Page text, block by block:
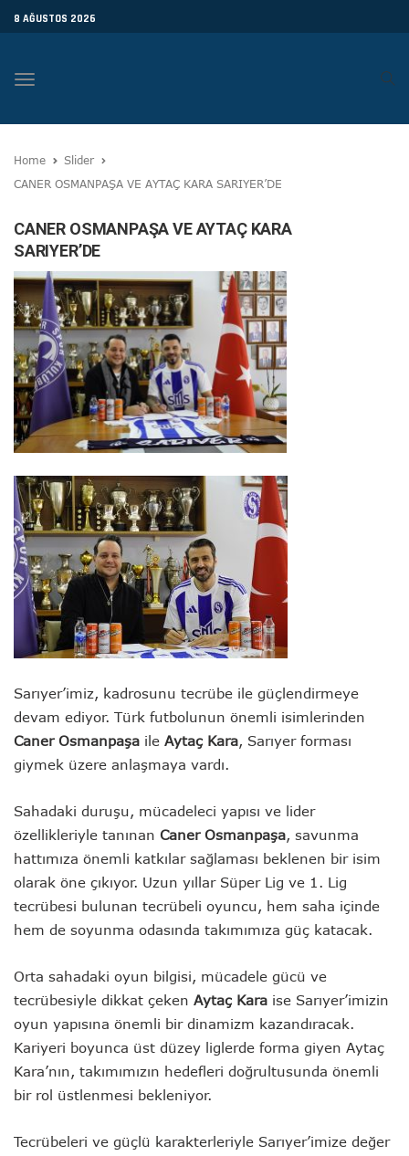
8 AĞUSTOS 2026
Toggle
Home
Slider
CANER OSMANPAŞA VE AYTAÇ KARA SARIYER’DE
CANER OSMANPAŞA VE AYTAÇ KARA
SARIYER’DE
Sarıyer’imiz, kadrosunu tecrübe ile güçlendirmeye
devam ediyor. Türk futbolunun önemli isimlerinden
Caner Osmanpaşa ile Aytaç Kara, Sarıyer forması
giymek üzere anlaşmaya vardı.
Sahadaki duruşu, mücadeleci yapısı ve lider
özellikleriyle tanınan Caner Osmanpaşa, savunma
hattımıza önemli katkılar sağlaması beklenen bir isim
olarak öne çıkıyor. Uzun yıllar Süper Lig ve 1. Lig
tecrübesi bulunan tecrübeli oyuncu, hem saha içinde
hem de soyunma odasında takımımıza güç katacak.
Orta sahadaki oyun bilgisi, mücadele gücü ve
tecrübesiyle dikkat çeken Aytaç Kara ise Sarıyer’imizin
oyun yapısına önemli bir dinamizm kazandıracak.
Kariyeri boyunca üst düzey liglerde forma giyen Aytaç
Kara’nın, takımımızın hedefleri doğrultusunda önemli
bir rol üstlenmesi bekleniyor.
Tecrübeleri ve güçlü karakterleriyle Sarıyer’imize değer